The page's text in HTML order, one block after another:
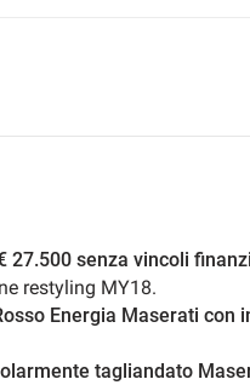
Daylights
27.500 senza vincoli
restyling MY18.
Energia Maserati
tagliandato